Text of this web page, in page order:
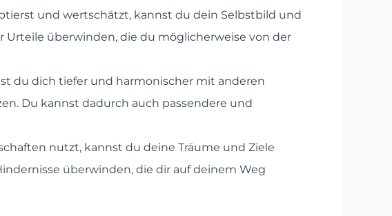
und wertschätzt, kannst du dein Selbstbild und
überwinden, die du möglicherweise von der
du dich tiefer und harmonischer mit anderen
Du kannst dadurch auch passendere und
nutzt, kannst du deine Träume und Ziele
überwinden, die dir auf deinem Weg